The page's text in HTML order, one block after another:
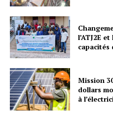
l’ATJ2E
capacités
Mission
dollars
à